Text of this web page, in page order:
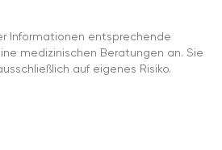
Informationen entsprechende
medizinischen Beratungen an. Sie
auf eigenes Risiko.